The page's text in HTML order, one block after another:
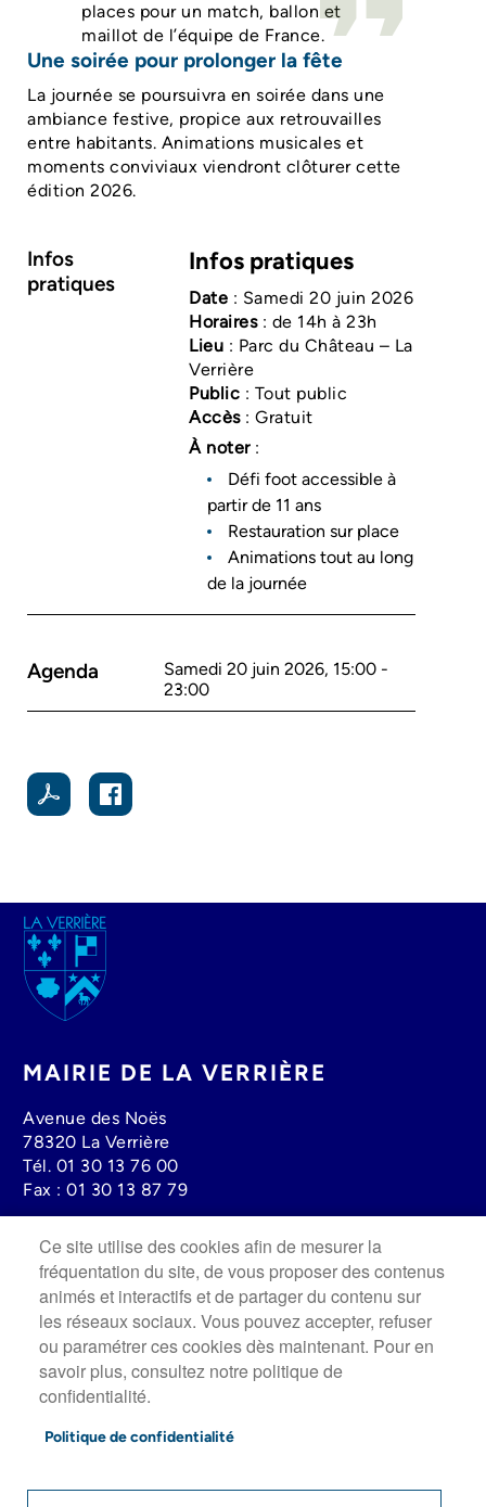
places pour un match, ballon et
maillot de l’équipe de France.
Une soirée pour prolonger la fête
La journée se poursuivra en soirée dans une
ambiance festive, propice aux retrouvailles
entre habitants. Animations musicales et
moments conviviaux viendront clôturer cette
édition 2026.
Infos
pratiques
Infos pratiques
Date : Samedi 20 juin 2026
Horaires: de 14h à 23h
Lieu : Parc du Château – La
Verrière
Public : Tout public
Accès: Gratuit
À noter:
Défi foot accessible à
partir de 11 ans
Restauration sur place
Animations tout au long
de la journée
Agenda Samedi 20 juin 2026, 15:00 -
23:00
Image
MAIRIE DE LA VERRIÈRE
Avenue des Noës
78320 La Verrière
Tél. 01 30 13 76 00
Fax : 01 30 13 87 79
Lundi au mercredi : 08h30 à 12h00 - 13h30 à 17h30
Jeudi : 13h30 à 19h00
Vendredi : 8h30 à 12h00 - 13h30 à 17h
Fermée le Samedi.
Image
Ce site utilise des cookies afin de mesurer la
fréquentation du site, de vous proposer des contenus
animés et interactifs et de partager du contenu sur
les réseaux sociaux. Vous pouvez accepter, refuser
ou paramétrer ces cookies dès maintenant. Pour en
savoir plus, consultez notre politique de
confidentialité.
Politique de confidentialité